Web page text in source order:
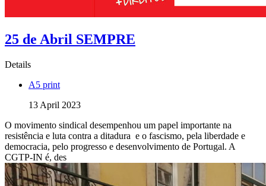
25 de Abril SEMPRE
Details
A5 print
13 April 2023
O movimento sindical desempenhou um papel importante na
resistência e luta contra a ditadura e o fascismo, pela liberdade e
democracia, pelo progresso e desenvolvimento de Portugal. A
CGTP-IN é, des